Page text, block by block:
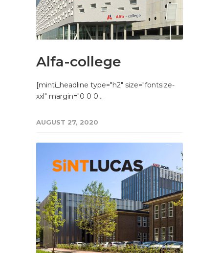
Alfa-college
[minti_headline type="h2" size="fontsize-
xxl" margin="0 0 0…
AUGUST 27, 2020